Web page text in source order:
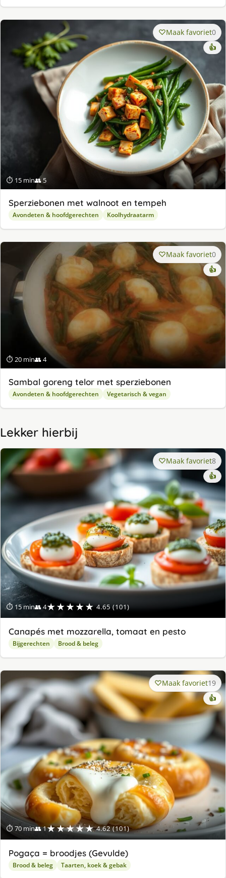
⏱ 15 min👥 5
Maak favoriet0
👍
Sperziebonen met walnoot en tempeh
Avondeten & hoofdgerechten Koolhydraatarm
⏱ 20 min👥 4
Maak favoriet0
👍
Sambal goreng telor met sperziebonen
Avondeten & hoofdgerechten Vegetarisch & vegan
Lekker hierbij
⏱ 15 min👥 4★★★★★ 4.65 (101)
Maak favoriet8
👍
Canapés met mozzarella, tomaat en pesto
Bijgerechten Brood & beleg
⏱ 70 min👥 1★★★★★ 4.62 (101)
Maak favoriet19
👍
Pogaça = broodjes (Gevulde)
Brood & beleg Taarten, koek & gebak